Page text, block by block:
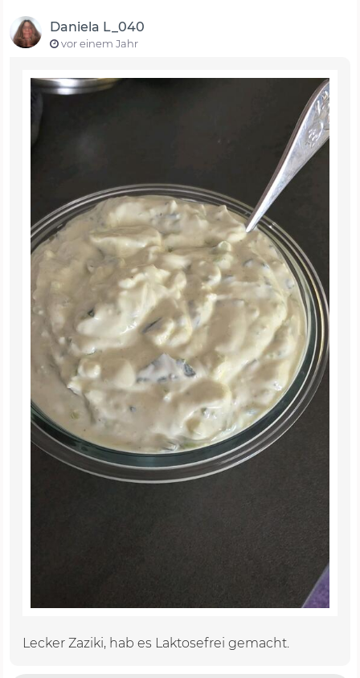
Daniela L_040
vor einem Jahr
Lecker Zaziki, hab es Laktosefrei gemacht.